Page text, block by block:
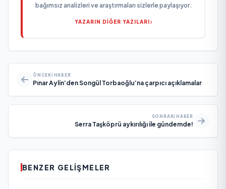
bağımsız analizleri ve araştırmaları sizlerle paylaşıyor.
YAZARIN DİĞER YAZILARI
ÖNCEKI HABER
Pınar Aylin’den Songül Torbaoğlu’na çarpıcı açıklamalar
SONRAKI HABER
Serra Taşköprü aykırılığı ile gündemde!
BENZER GELIŞMELER